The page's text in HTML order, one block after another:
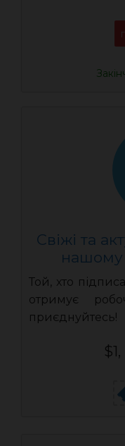
Свіжі та
нашому
Той, хто
отримує
приєднуйтесь!